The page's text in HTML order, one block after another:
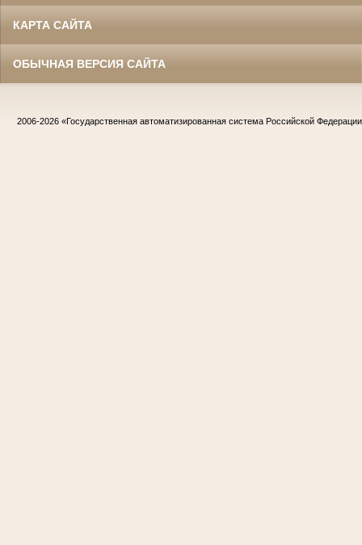
КАРТА САЙТА
ОБЫЧНАЯ ВЕРСИЯ САЙТА
2006-2026 «Государственная автоматизированная система Российской